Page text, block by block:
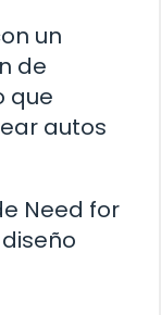
un
de
que
autos
Need for